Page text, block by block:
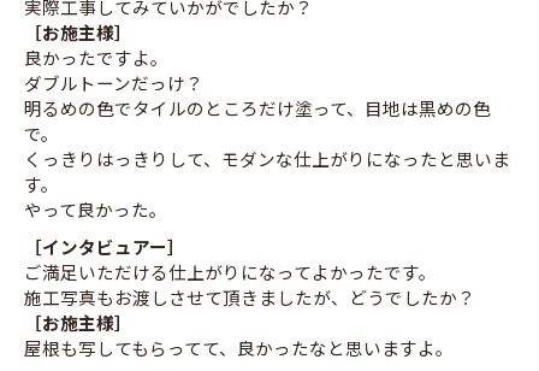
実際工事してみていかがでしたか？
［お施主様］
良かったですよ。
ダブルトーンだっけ？
明るめの色でタイルのところだけ塗って、目地は黒めの色
で。
くっきりはっきりして、モダンな仕上がりになったと思いま
す。
やって良かった。
［インタビュアー］
ご満足いただける仕上がりになってよかったです。
施工写真もお渡しさせて頂きましたが、どうでしたか？
［お施主様］
屋根も写してもらってて、良かったなと思いますよ。